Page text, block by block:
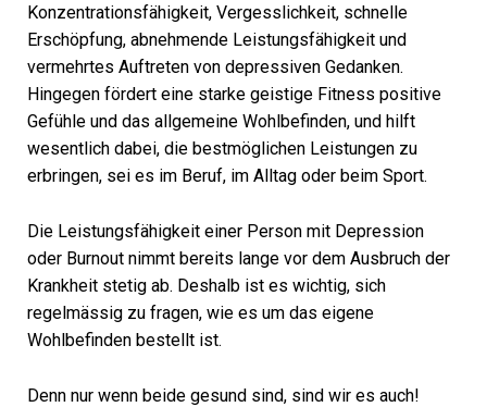
Konzentrationsfähigkeit, Vergesslichkeit, schnelle
Erschöpfung, abnehmende Leistungsfähigkeit und
vermehrtes Auftreten von depressiven Gedanken.
Hingegen fördert eine starke geistige Fitness positive
Gefühle und das allgemeine Wohlbefinden, und hilft
wesentlich dabei, die bestmöglichen Leistungen zu
erbringen, sei es im Beruf, im Alltag oder beim Sport.
Die Leistungsfähigkeit einer Person mit Depression
oder Burnout nimmt bereits lange vor dem Ausbruch der
Krankheit stetig ab. Deshalb ist es wichtig, sich
regelmässig zu fragen, wie es um das eigene
Wohlbefinden bestellt ist.
Denn nur wenn beide gesund sind, sind wir es auch!